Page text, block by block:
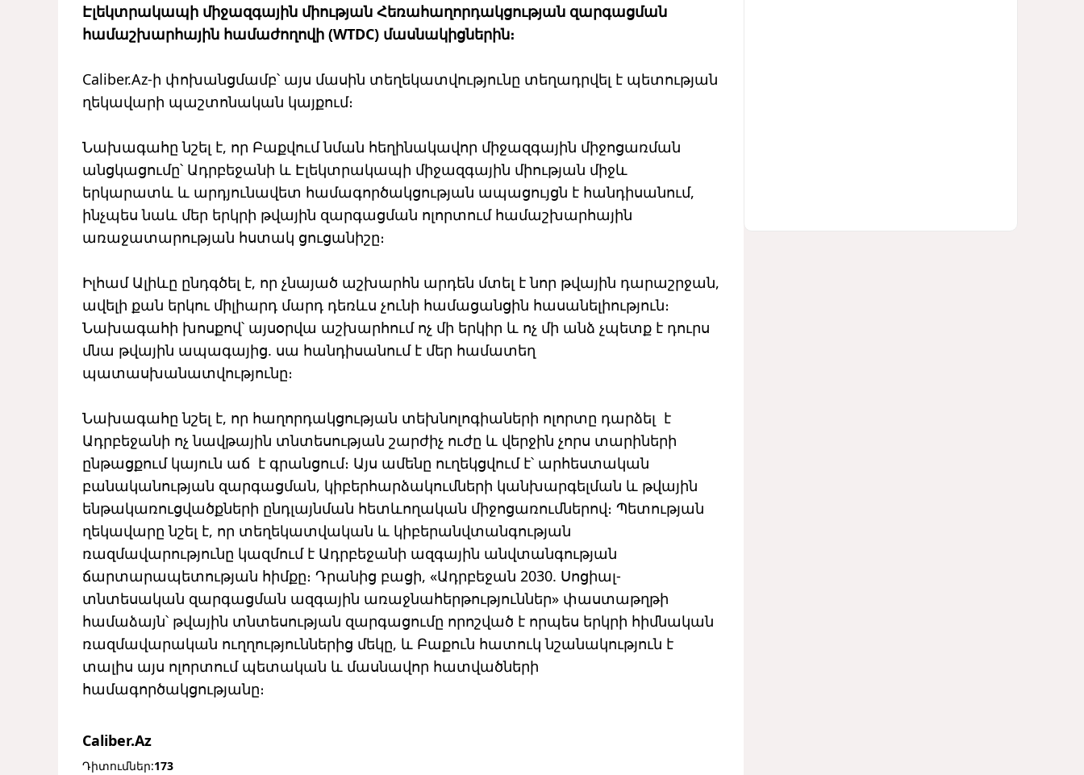
Էլեկտրակապի միջազգային միության Հեռահաղորդակցության զարգացման
համաշխարհային համաժողովի (WTDC) մասնակիցներին։
Caliber.Az-ի փոխանցմամբ՝ այս մասին տեղեկատվությունը տեղադրվել է պետության
ղեկավարի պաշտոնական կայքում։
Նախագահը նշել է, որ Բաքվում նման հեղինակավոր միջազգային միջոցառման
անցկացումը՝ Ադրբեջանի և Էլեկտրակապի միջազգային միության միջև
երկարատև և արդյունավետ համագործակցության ապացույցն է հանդիսանում,
ինչպես նաև մեր երկրի թվային զարգացման ոլորտում համաշխարհային
առաջատարության հստակ ցուցանիշը։
Իլհամ Ալիևը ընդգծել է, որ չնայած աշխարհն արդեն մտել է նոր թվային դարաշրջան,
ավելի քան երկու միլիարդ մարդ դեռևս չունի համացանցին հասանելիություն։
Նախագահի խոսքով՝ այսօրվա աշխարհում ոչ մի երկիր և ոչ մի անձ չպետք է դուրս
մնա թվային ապագայից. սա հանդիսանում է մեր համատեղ
պատասխանատվությունը։
Նախագահը նշել է, որ հաղորդակցության տեխնոլոգիաների ոլորտը դարձել է
Ադրբեջանի ոչ նավթային տնտեսության շարժիչ ուժը և վերջին չորս տարիների
ընթացքում կայուն աճ է գրանցում։ Այս ամենը ուղեկցվում է՝ արհեստական ​​
բանականության զարգացման, կիբերհարձակումների կանխարգելման և թվային
ենթակառուցվածքների ընդլայնման հետևողական միջոցառումներով։ Պետության
ղեկավարը նշել է, որ տեղեկատվական և կիբերանվտանգության
ռազմավարությունը կազմում է Ադրբեջանի ազգային անվտանգության
ճարտարապետության հիմքը։ Դրանից բացի, «Ադրբեջան 2030. Սոցիալ-
տնտեսական զարգացման ազգային առաջնահերթություններ» փաստաթղթի
համաձայն՝ թվային տնտեսության զարգացումը որոշված է որպես երկրի հիմնական
ռազմավարական ուղղություններից մեկը, և Բաքուն հատուկ նշանակություն է
տալիս այս ոլորտում պետական ​​և մասնավոր հատվածների
համագործակցությանը։
Caliber.Az
Դիտումներ:173